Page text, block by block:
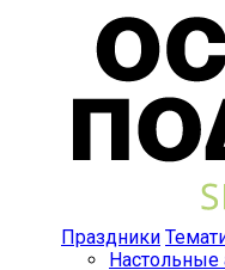
Праздники
Настольные